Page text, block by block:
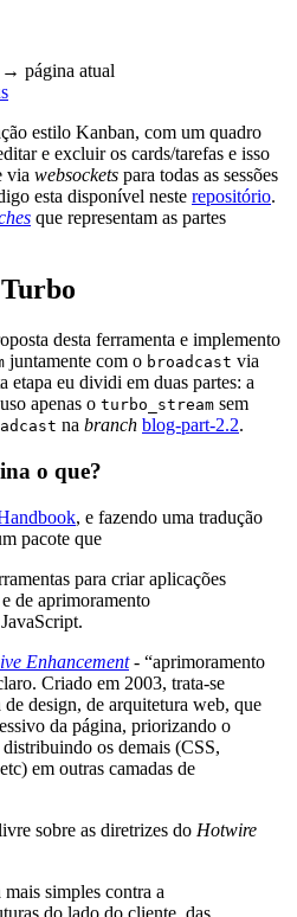
→ página atual
estilo Kanban, com um quadro
e excluir os cards/tarefas e isso
via websockets para todas as sessões
esta disponível neste repositório.
que representam as partes
desta ferramenta e implemento
juntamente com o broadcast via
etapa eu dividi em duas partes: a
apenas o turbo_stream sem
na branch blog-part-2.2.
o que?
, e fazendo uma tradução
pacote que
para criar aplicações
de aprimoramento
Enhancement- “aprimoramento
Criado em 2003, trata-se
de design, de arquitetura web, que
da página, priorizando o
os demais (CSS,
em outras camadas de
sobre as diretrizes do Hotwire
simples contra a
do lado do cliente, das